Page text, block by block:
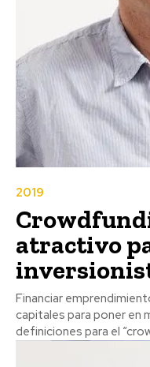
2019
atractivo
Financiar
capitales para poner en
definiciones para el